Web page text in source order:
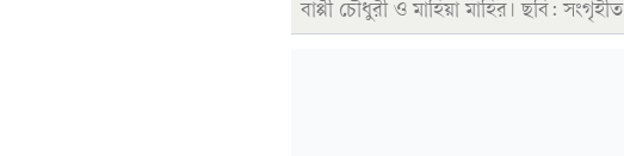
বাপ্পী চৌধুরী ও মাহিয়া মাহির। ছবি: সংগৃহীত